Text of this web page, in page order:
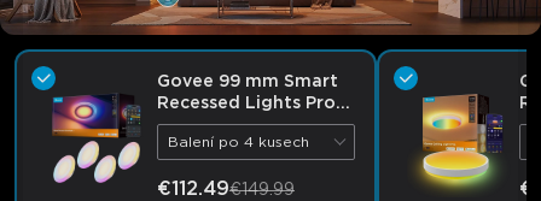
Govee 99 mm Smart
Recessed Lights Pro
with Night Light
Balení po 4 kusech
€112.49€149.99